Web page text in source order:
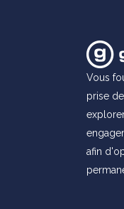
Vous
prise
afin